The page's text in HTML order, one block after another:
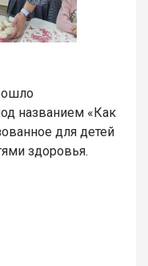
названием «Как
для детей
здоровья.